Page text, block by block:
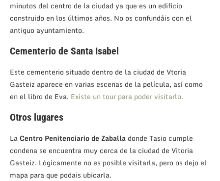
minutos del centro de la ciudad ya que es un edificio
construido en los últimos años. No os confundáis con el
antiguo ayuntamiento.
Cementerio de Santa Isabel
Este cementerio situado dentro de la ciudad de Vtoria
Gasteiz aparece en varias escenas de la película, así como
en el libro de Eva. Existe un tour para poder visitarlo.
Otros lugares
La Centro Penitenciario de Zaballa donde Tasio cumple
condena se encuentra muy cerca de la ciudad de Vitoria
Gasteiz. Lógicamente no es posible visitarla, pero os dejo el
mapa para que podais ubicarla.